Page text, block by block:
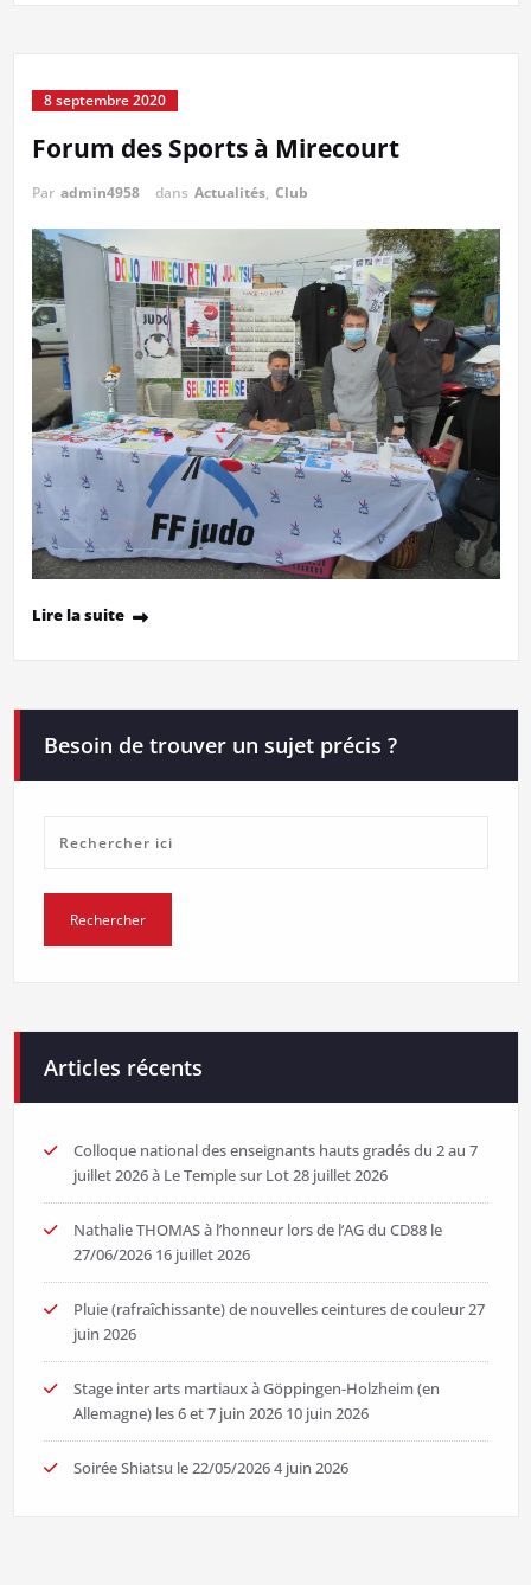
8 septembre 2020
Forum des Sports à Mirecourt
Par admin4958 dans Actualités, Club
Lire la suite
Besoin de trouver un sujet précis ?
Articles récents
Colloque national des enseignants hauts gradés du 2 au 7
juillet 2026 à Le Temple sur Lot28 juillet 2026
Nathalie THOMAS à l’honneur lors de l’AG du CD88 le
27/06/2026 16 juillet 2026
Pluie (rafraîchissante) de nouvelles ceintures de couleur27
juin 2026
Stage inter arts martiaux à Göppingen-Holzheim (en
Allemagne) les 6 et 7 juin 2026 10 juin 2026
Soirée Shiatsu le 22/05/20264 juin 2026